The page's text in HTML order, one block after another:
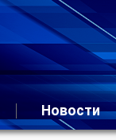
Новости